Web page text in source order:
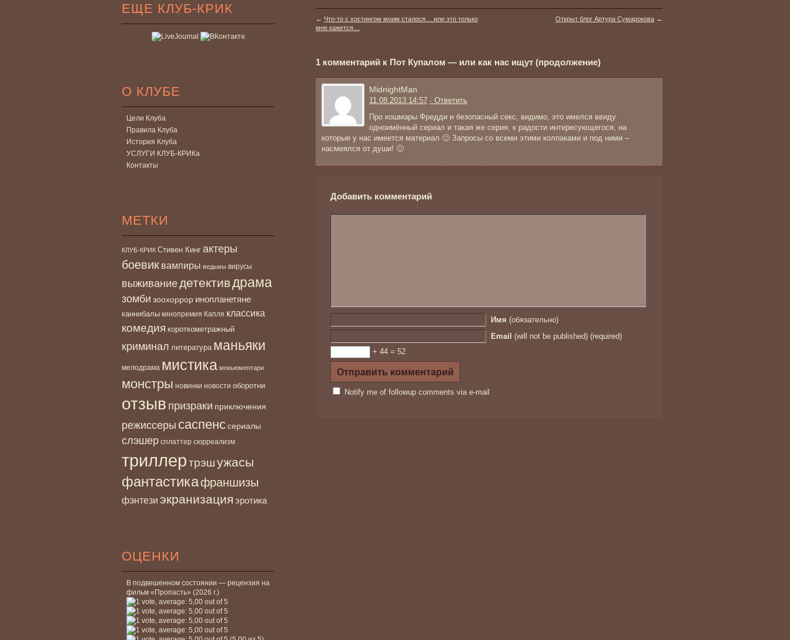
ЕЩЕ КЛУБ-КРИК
О КЛУБЕ
Цели Клуба
Правила Клуба
История Клуба
УСЛУГИ КЛУБ-КРИКа
Контакты
МЕТКИ
КЛУБ-КРИК Стивен Кинг актеры
боевик вампиры ведьмы вирусы
выживаниедетективдрама
зомби зоохоррор инопланетяне
каннибалы кинопремия Капля классика
комедия короткометражный
криминал литература маньяки
мелодрама мистика мокьюментари
монстры новинки новости оборотни
отзыв призраки приключения
режиссеры саспенссериалы
слэшер сплаттер сюрреализм
триллертрэшужасы
фантастикафраншизы
фэнтези экранизация эротика
ОЦЕНКИ
В подвешенном состоянии — рецензия на
фильм «Пропасть» (2026 г.)
← Что-то с хостингом моим сталося… или это только
мне кажется…
Открыт блог Артура Сумарокова →
1 комментарий к Пот Купалом — или как нас ищут (продолжение)
MidnightMan
11.08.2013 14:57 · Ответить
Про кошмары Фредди и безопасный секс, видимо, это имелся ввиду
одноимённый сериал и такая же серия, к радости интересующегося, на
которые у нас имеется материал 🙂 Запросы со всеми этими колпаками и под ними –
насмеялся от души! 🙂
Добавить комментарий
Имя (обязательно)
Email (will not be published) (required)
+ 44 = 52
Notify me of followup comments via e-mail